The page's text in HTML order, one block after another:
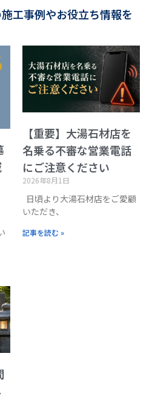
工事例やお役立ち情報を
【重要】大湯石材店を
名乗る不審な営業電話
にご注意ください
2026年8月1日
日頃より大湯石材店をご愛顧
いただき、
記事を読む »